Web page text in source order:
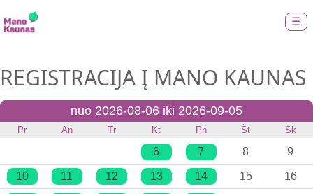
☰
REGISTRACIJA Į MANO KAUNAS
nuo 2026-08-06 iki 2026-09-05
Pr An Tr Kt Pn Št Sk
6 7 8 9
10 11 12 13 14 15 16